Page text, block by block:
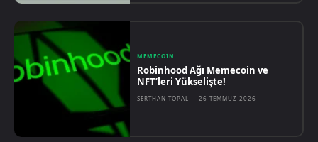
MEMECOIN
Robinhood Ağı Memecoin ve
NFT’leri Yükselişte!
SERTHAN TOPAL - 26 TEMMUZ 2026